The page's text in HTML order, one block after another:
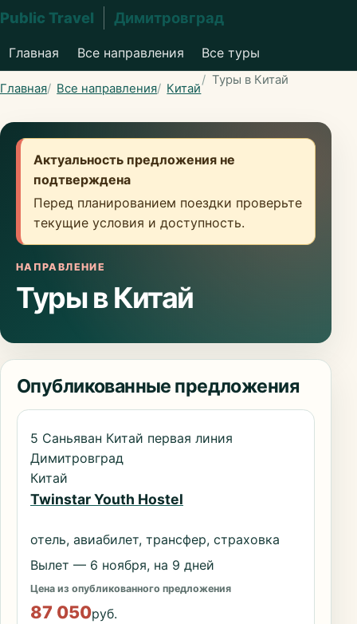
Public Travel Димитровград
Главная Все направления Все туры
Главная Все направления Китай
Туры в Китай
Актуальность предложения не
подтверждена
Перед планированием поездки проверьте
текущие условия и доступность.
НАПРАВЛЕНИЕ
Туры в Китай
Опубликованные предложения
5 Саньяван Китай первая линия
Димитровград
Китай
Twinstar Youth Hostel
отель, авиабилет, трансфер, страховка
Вылет — 6 ноября, на 9 дней
Цена из опубликованного предложения
87 050руб.